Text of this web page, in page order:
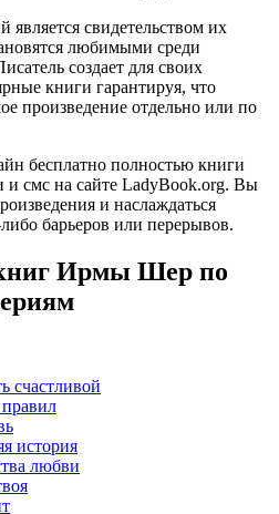
является свидетельством их
любимыми среди
создает для своих
книги гарантируя, что
произведение отдельно или по
бесплатно полностью книги
смс на сайте LadyBook.org. Вы
и наслаждаться
барьеров или перерывов.
Ирмы Шер по
счастливой
история
любви